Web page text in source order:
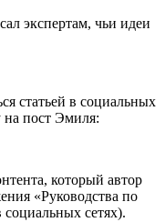
экспертам, чьи идеи
статьей в социальных
на пост Эмиля:
который автор
«Руководства по
сетях).